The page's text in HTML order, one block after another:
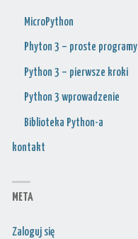
MicroPython
Phyton 3 – proste programy
Python 3 – pierwsze kroki
Python 3 wprowadzenie
Biblioteka Python-a
kontakt
META
Zaloguj się